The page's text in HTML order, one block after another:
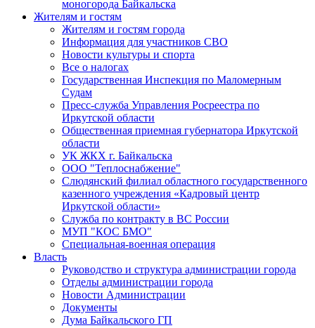
моногорода Байкальска
Жителям и гостям
Жителям и гостям города
Информация для участников СВО
Новости культуры и спорта
Все о налогах
Государственная Инспекция по Маломерным
Судам
Пресс-служба Управления Росреестра по
Иркутской области
Общественная приемная губернатора Иркутской
области
УК ЖКХ г. Байкальска
ООО "Теплоснабжение"
Слюдянский филиал областного государственного
казенного учреждения «Кадровый центр
Иркутской области»
Служба по контракту в ВС России
МУП "КОС БМО"
Специальная-военная операция
Власть
Руководство и структура администрации города
Отделы администрации города
Новости Администрации
Документы
Дума Байкальского ГП